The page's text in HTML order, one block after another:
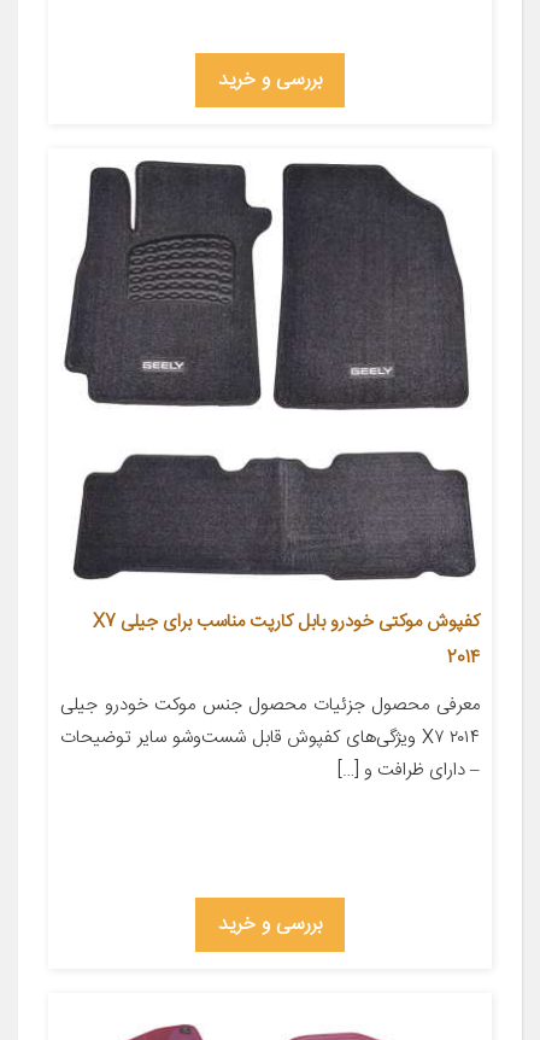
بررسی و خرید
کفپوش موکتی خودرو بابل کارپت مناسب برای جیلی X7
2014
معرفی محصول جزئیات محصول جنس موکت خودرو جیلی
X۷ ۲۰۱۴ ویژگی‌های کفپوش قابل شست‌وشو سایر توضیحات
– دارای ظرافت و […]
بررسی و خرید